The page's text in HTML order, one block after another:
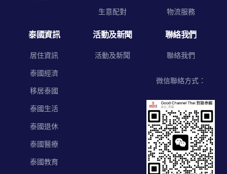
生意配對
物流服務
泰國資訊
居住資訊
泰國經濟
移居泰國
泰國生活
泰國退休
泰國醫療
泰國教育
活動及新聞
活動及新聞
聯絡我們
聯絡我們
微信聯絡方式：